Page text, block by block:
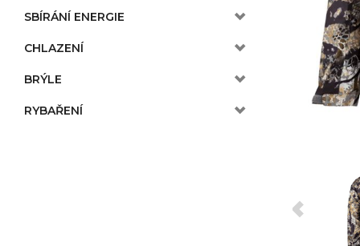
SBÍRÁNÍ ENERGIE
CHLAZENÍ
BRÝLE
RYBAŘENÍ